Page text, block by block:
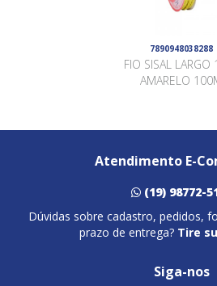
7890948038288
FIO SISAL LARGO
AMARELO
Atendimento E-
(19) 98772-
Dúvidas sobre cadastro, pedidos,
prazo de entrega? Tire
Siga-nos